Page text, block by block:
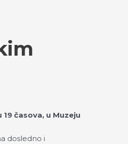
časova, u Muzeju
dosledno i